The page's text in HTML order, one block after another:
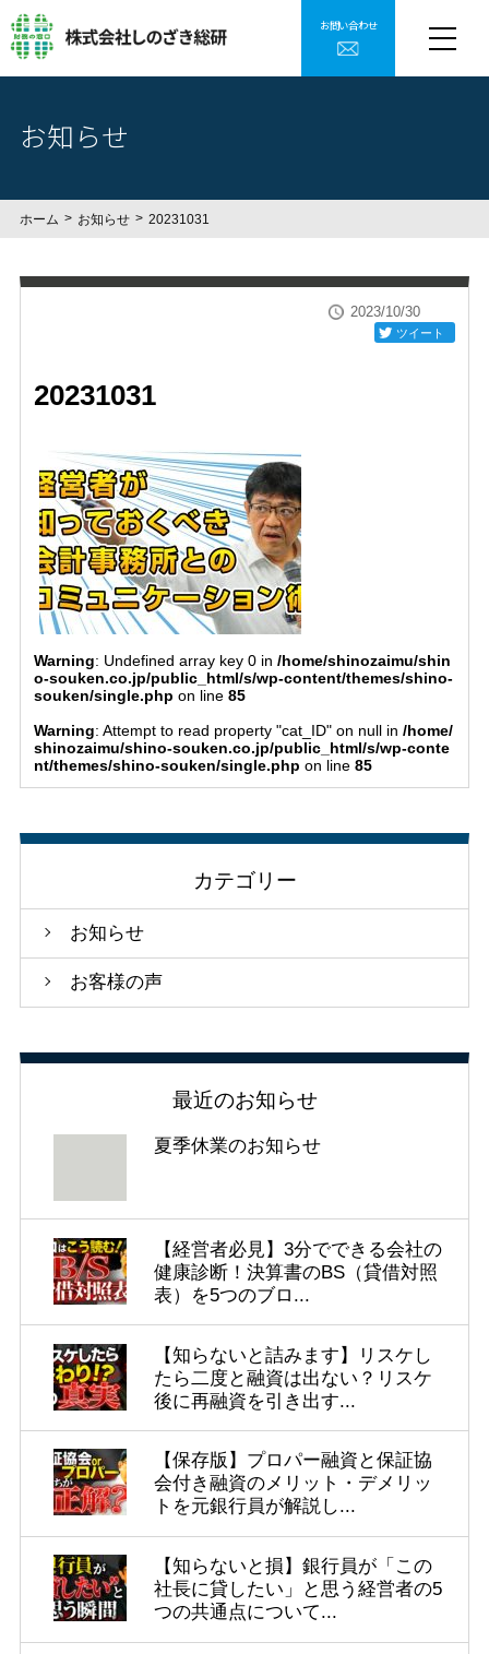
お問い合わせ
お知らせ
ホーム お知らせ 20231031
2023/10/30
ツイート
20231031
Warning: Undefined array key 0 in/home/shinozaimu/shin
o-souken.co.jp/public_html/s/wp-content/themes/shino-
souken/single.php on line85
Warning: Attempt to read property "cat_ID" on null in/home/
shinozaimu/shino-souken.co.jp/public_html/s/wp-conte
nt/themes/shino-souken/single.php on line85
カテゴリー
お知らせ
お客様の声
最近のお知らせ
夏季休業のお知らせ
【経営者必見】3分でできる会社の
健康診断！決算書のBS（貸借対照
表）を5つのブロ...
【知らないと詰みます】リスケし
たら二度と融資は出ない？リスケ
後に再融資を引き出す...
【保存版】プロパー融資と保証協
会付き融資のメリット・デメリッ
トを元銀行員が解説し...
【知らないと損】銀行員が「この
社長に貸したい」と思う経営者の5
つの共通点について...